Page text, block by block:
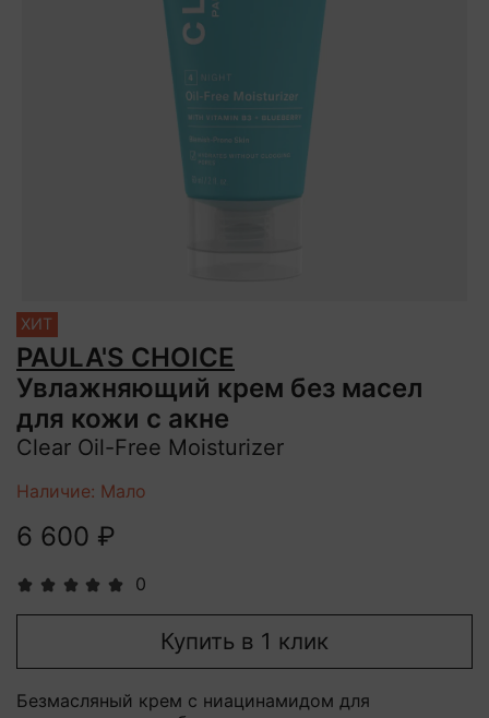
ХИТ
0
PAULA'S CHOICE
Увлажняющий крем без масел
для кожи с акне
Clear Oil-Free Moisturizer
Наличие: Мало
6 600 ₽
Купить в 1 клик
Безмасляный крем с ниацинамидом для